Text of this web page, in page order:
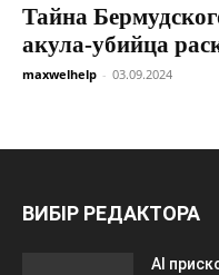
Тайна
акула-убийца
maxwelhelp - 03.09.2024
ВИБІР РЕДАКТОРА
AI